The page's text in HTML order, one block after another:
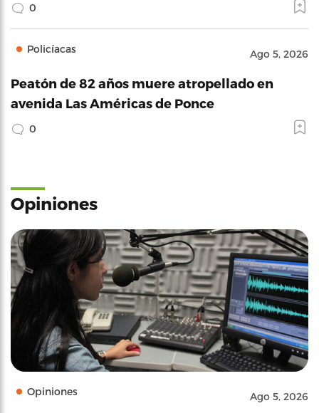
0
Policíacas Ago 5, 2026
Peatón de 82 años muere atropellado en
avenida Las Américas de Ponce
0
Opiniones
Opiniones Ago 5, 2026